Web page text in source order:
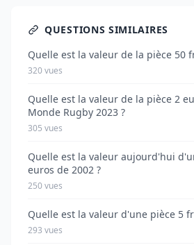
QUESTIONS SIMILAIRES
Quelle est la valeur de la pièce 50
320 vues
Quelle est la valeur de la pièce 2
Monde Rugby 2023 ?
305 vues
Quelle est la valeur aujourd'hui
euros de 2002 ?
250 vues
Quelle est la valeur d'une pièce 5
293 vues